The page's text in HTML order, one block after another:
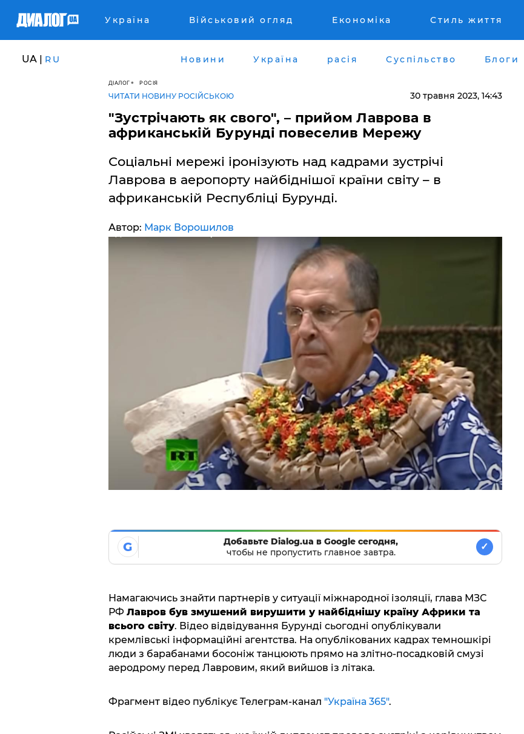
Україна Військовий огляд Економіка Стиль життя
UA | RU Новини Україна расія Суспільство Блоги
ДІАЛОГ РОСІЯ
ЧИТАТИ НОВИНУ РОСІЙСЬКОЮ 30 травня 2023, 14:43
"Зустрічають як свого", – прийом Лаврова в
африканській Бурунді повеселив Мережу
Соціальні мережі іронізують над кадрами зустрічі
Лаврова в аеропорту найбіднішої країни світу – в
африканській Республіці Бурунді.
Автор: Марк Ворошилов
G
Добавьте Dialog.ua в Google сегодня,
чтобы не пропустить главное завтра.
✓
Намагаючись знайти партнерів у ситуації міжнародної ізоляції, глава МЗС
РФ Лавров був змушений вирушити у найбіднішу країну Африки та
всього світу. Відео відвідування Бурунді сьогодні опублікували
кремлівські інформаційні агентства. На опублікованих кадрах темношкірі
люди з барабанами босоніж танцюють прямо на злітно-посадковій смузі
аеродрому перед Лавровим, який вийшов із літака.
Фрагмент відео публікує Телеграм-канал "Україна 365".